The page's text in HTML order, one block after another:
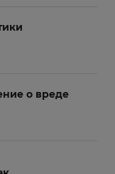
о вреде